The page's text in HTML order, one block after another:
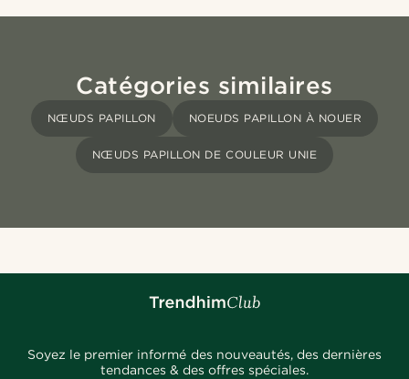
Catégories similaires
NŒUDS PAPILLON NOEUDS PAPILLON À NOUER
NŒUDS PAPILLON DE COULEUR UNIE
Soyez le premier informé des nouveautés, des dernières
tendances & des offres spéciales.